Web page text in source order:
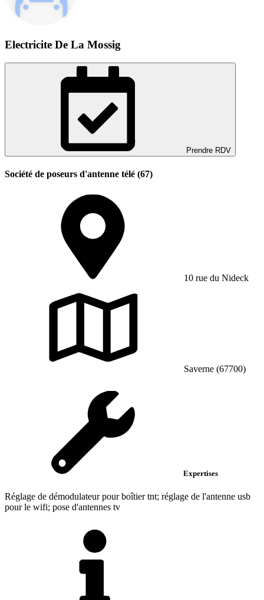
Electricite De La Mossig
Prendre RDV
Société de poseurs d'antenne télé (67)
10 rue du Nideck
Saverne (67700)
Expertises
Réglage de démodulateur pour boîtier tnt; réglage de l'antenne usb
pour le wifi; pose d'antennes tv